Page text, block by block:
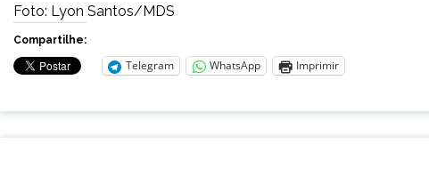
Foto: Lyon Santos/MDS
Compartilhe:
Telegram WhatsApp Imprimir